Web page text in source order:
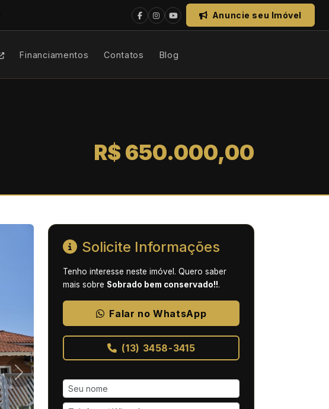
Anuncie seu Imóvel
Financiamentos Contatos Blog
R$ 650.000,00
Solicite Informações
Tenho interesse neste imóvel. Quero saber
mais sobre Sobrado bem conservado!!.
Falar no WhatsApp
(13) 3458-3415